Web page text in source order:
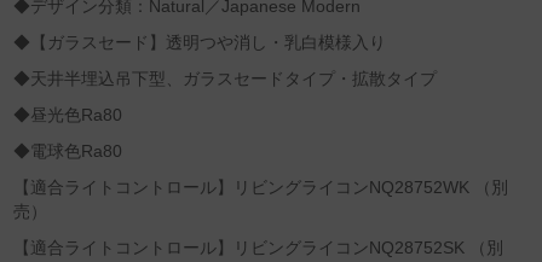
◆デザイン分類：Natural／Japanese Modern
◆【ガラスセード】透明つや消し・乳白模様入り
◆天井半埋込吊下型、ガラスセードタイプ・拡散タイプ
◆昼光色Ra80
◆電球色Ra80
【適合ライトコントロール】リビングライコンNQ28752WK （別
売）
【適合ライトコントロール】リビングライコンNQ28752SK （別